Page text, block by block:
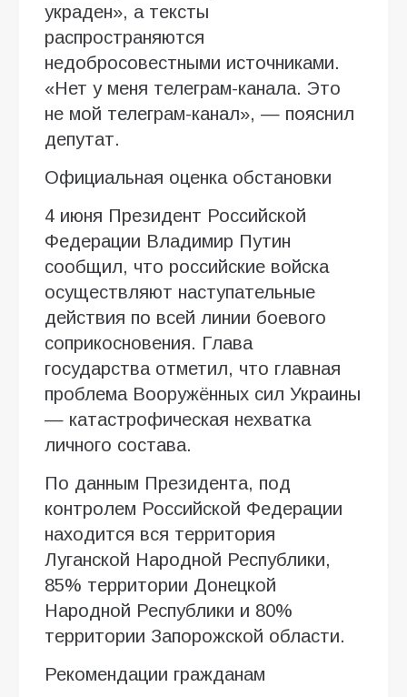
украден», а тексты
распространяются
недобросовестными источниками.
«Нет у меня телеграм-канала. Это
не мой телеграм-канал», — пояснил
депутат.
Официальная оценка обстановки
4 июня Президент Российской
Федерации Владимир Путин
сообщил, что российские войска
осуществляют наступательные
действия по всей линии боевого
соприкосновения. Глава
государства отметил, что главная
проблема Вооружённых сил Украины
— катастрофическая нехватка
личного состава.
По данным Президента, под
контролем Российской Федерации
находится вся территория
Луганской Народной Республики,
85% территории Донецкой
Народной Республики и 80%
территории Запорожской области.
Рекомендации гражданам